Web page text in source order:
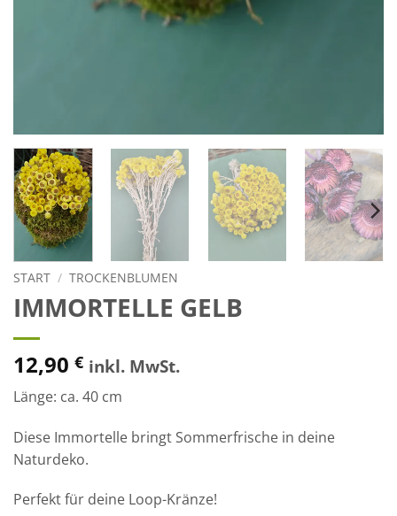
START / TROCKENBLUMEN
IMMORTELLE GELB
12,90 € inkl. MwSt.
Länge: ca. 40 cm
Diese Immortelle bringt Sommerfrische in deine
Naturdeko.
Perfekt für deine Loop-Kränze!